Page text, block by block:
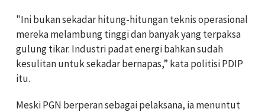
"Ini bukan sekadar hitung-hitungan teknis operasional
mereka melambung tinggi dan banyak yang terpaksa
gulung tikar. Industri padat energi bahkan sudah
kesulitan untuk sekadar bernapas,” kata politisi PDIP
itu.
Meski PGN berperan sebagai pelaksana, ia menuntut